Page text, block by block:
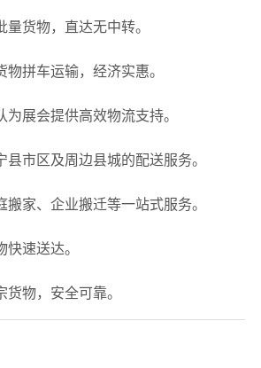
量货物，直达无中转。
物拼车运输，经济实惠。
为展会提供高效物流支持。
县市区及周边县城的配送服务。
搬家、企业搬迁等一站式服务。
快速送达。
货物，安全可靠。